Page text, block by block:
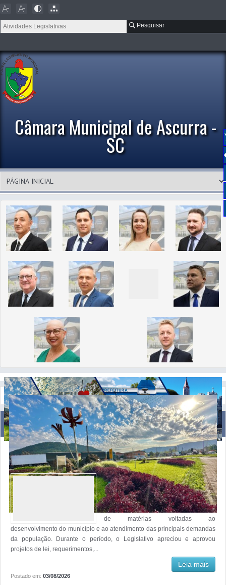
Pesquisar
Câmara Municipal de Ascurra -
SC
NOTÍCIAS
Câmara de Ascurra reforça atuação com foco em
infraestrutura, saúde, educação e segurança.
As sessões ordinárias da Câmara de
Vereadores de Ascurra, realizadas entre
os meses de junho e julho de 2026,
foram marcadas por uma pauta ampla
de matérias voltadas ao
desenvolvimento do município e ao atendimento das principais demandas
da população. Durante o período, o Legislativo apreciou e aprovou
projetos de lei, requerimentos,...
Leia mais
Postado em: 03/08/2026